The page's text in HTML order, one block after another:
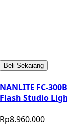
Beli Sekarang
NANLITE FC-
Flash Studio
Rp8.960.000